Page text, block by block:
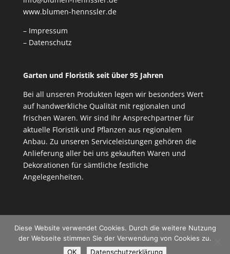
www.blumen-hennssler.de
– Impressum
– Datenschutz
Garten und Floristik seit über 95 Jahren
Bei all unseren Produkten legen wir besonders Wert
auf handwerkliche Qualität mit regionalen und
frischen Waren. Wir sind Ihr Ansprechpartner für
aktuelle Floristik und Pflanzen aus regionalem
Anbau. Zu unseren Serviceleistungen gehören die
Anlieferung aller bei uns gekauften Waren und
Dekorationen für sämtliche festliche
Angelegenheiten.
Diese Website verwendet Cookies. Durch die weitere Nutzung
der Webseite stimmen Sie der Verwendung von Cookies zu.
OK
Datenschutzerklärung